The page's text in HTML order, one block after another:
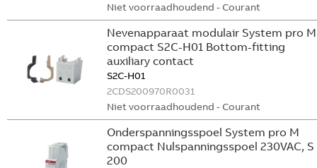
Niet voorraadhoudend - Courant
Nevenapparaat modulair System pro M
compact S2C-H01 Bottom-fitting
auxiliary contact
S2C-H01
2CDS200970R0031
Niet voorraadhoudend - Courant
Onderspanningsspoel System pro M
compact Nulspanningsspoel 230VAC, S
200